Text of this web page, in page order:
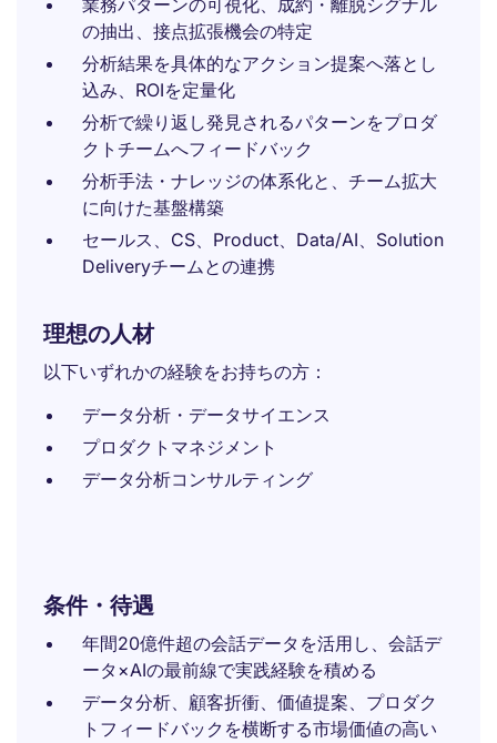
業務パターンの可視化、成約・離脱シグナル
の抽出、接点拡張機会の特定
分析結果を具体的なアクション提案へ落とし
込み、ROIを定量化
分析で繰り返し発見されるパターンをプロダ
クトチームへフィードバック
分析手法・ナレッジの体系化と、チーム拡大
に向けた基盤構築
セールス、CS、Product、Data/AI、Solution
Deliveryチームとの連携
理想の人材
以下いずれかの経験をお持ちの方：
データ分析・データサイエンス
プロダクトマネジメント
データ分析コンサルティング
条件・待遇
年間20億件超の会話データを活用し、会話デ
ータ×AIの最前線で実践経験を積める
データ分析、顧客折衝、価値提案、プロダク
トフィードバックを横断する市場価値の高い